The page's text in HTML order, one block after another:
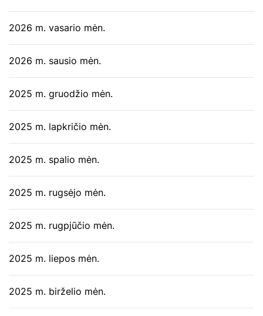
2026 m. vasario mėn.
2026 m. sausio mėn.
2025 m. gruodžio mėn.
2025 m. lapkričio mėn.
2025 m. spalio mėn.
2025 m. rugsėjo mėn.
2025 m. rugpjūčio mėn.
2025 m. liepos mėn.
2025 m. birželio mėn.